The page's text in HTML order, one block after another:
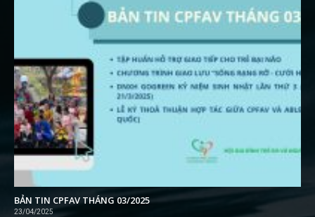
BẢN TIN CPFAV THÁNG 03/2025
23/04/2025